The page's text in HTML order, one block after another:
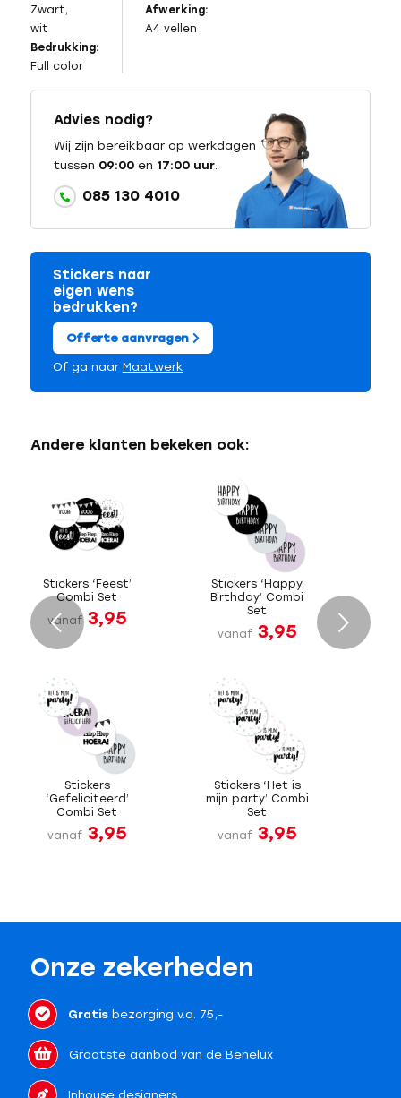
Zwart,
wit
Bedrukking:
Full color
Afwerking:
A4 vellen
Advies nodig?
Wij zijn bereikbaar op werkdagen
tussen 09:00en 17:00 uur.
085 130 4010
Stickers naar
eigen wens
bedrukken?
Offerte aanvragen
Of ga naar Maatwerk
Andere klanten bekeken ook:
Stickers ‘Feest’
Combi Set
vanaf 3,95
Stickers ‘Happy
Birthday’ Combi
Set
vanaf 3,95
Stickers
‘Gefeliciteerd’
Combi Set
vanaf 3,95
Stickers ‘Het is
mijn party’ Combi
Set
vanaf 3,95
Onze zekerheden
Gratisbezorging v.a. 75,-
Grootste aanbod van de Benelux
Inhouse designers